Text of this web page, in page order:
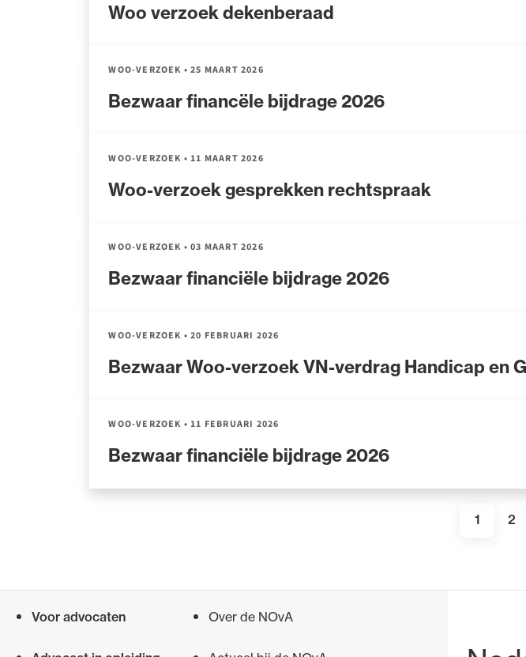
Woo verzoek dekenberaad
Bezwaar financële bijdrage 2026
WOO-VERZOEK • 25 MAART 2026
Woo-verzoek gesprekken rechtspraak
WOO-VERZOEK • 11 MAART 2026
Bezwaar financiële bijdrage 2026
WOO-VERZOEK • 03 MAART 2026
Bezwaar Woo-verzoek VN-verdrag Handicap
WOO-VERZOEK • 20 FEBRUARI 2026
Bezwaar financiële bijdrage 2026
WOO-VERZOEK • 11 FEBRUARI 2026
Huidige
1 2
Voor advocaten Over de NOvA